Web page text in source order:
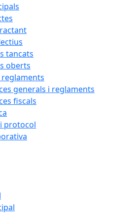
tancats
oberts
generals i reglaments
fiscals
protocol